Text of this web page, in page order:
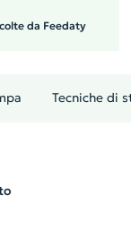
da Feedaty
Tecniche di